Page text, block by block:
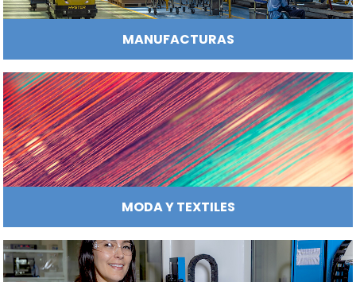
LOGÍSTICA